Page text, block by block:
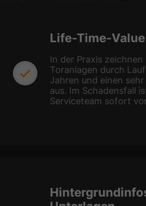
Life-Time-Value
In der Praxis
Toranlagen durch
Jahren und einen
aus. Im Schadensfall
Serviceteam sofort